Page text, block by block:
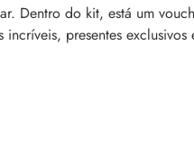
Dentro do kit, está um
presentes